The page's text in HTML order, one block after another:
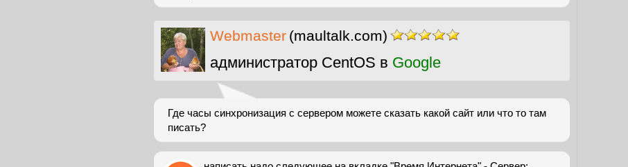
Webmaster (maultalk.com)
администратор CentOS в Google
Где часы синхронизация с сервером можете сказать какой сайт или что то там
писать?